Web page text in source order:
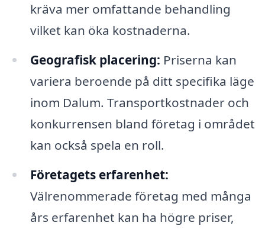
kräva mer omfattande behandling
vilket kan öka kostnaderna.
Geografisk placering: Priserna kan
variera beroende på ditt specifika läge
inom Dalum. Transportkostnader och
konkurrensen bland företag i området
kan också spela en roll.
Företagets erfarenhet:
Välrenommerade företag med många
års erfarenhet kan ha högre priser,